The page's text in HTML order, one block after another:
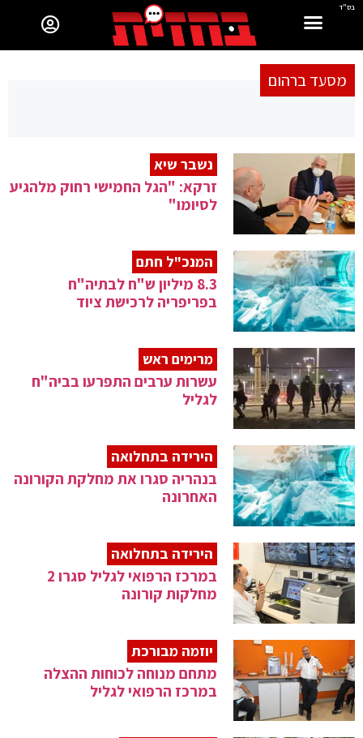
בס"ד
מסעד ברהום
נשבר שיא
זרקא: "הגל החמישי רחוק מלהגיע
לסיומו"
המנכ"ל חתם
8.3 מיליון ש"ח לבתיה"ח
בפריפריה לרכישת ציוד
מרימים ראש
עשרות ערבים התפרעו בביה"ח
לגליל
הירידה בתחלואה
בנהריה סגרו את מחלקת הקורונה
האחרונה
הירידה בתחלואה
במרכז הרפואי לגליל סגרו 2
מחלקות קורונה
יוזמה מבורכת
מתחם מנוחה לכוחות ההצלה
במרכז הרפואי לגליל